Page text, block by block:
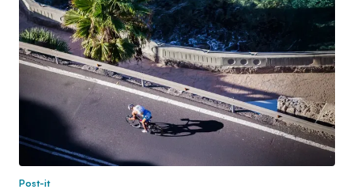
Post-it